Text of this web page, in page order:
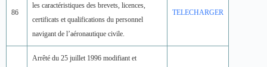
86
les caractéristiques des brevets, licences,
certificats et qualifications du personnel
navigant de l’aéronautique civile.
TELECHARGER
Arrêté du 25 juillet 1996 modifiant et